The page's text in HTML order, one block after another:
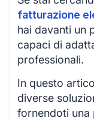
fatturazione
hai davanti un
capaci di
professionali.
In questo
diverse
fornendoti una